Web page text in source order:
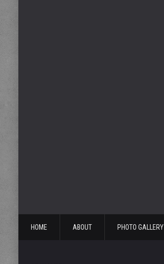
HOME ABOUT PHOTO GALLERY